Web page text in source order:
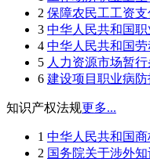
2 保障农民工工资支
3 中华人民共和国职
4 中华人民共和国劳
5 人力资源市场暂行
6 建设项目职业病
知识产权法规更多...
1 中华人民共和国商
2 国务院关于涉外知